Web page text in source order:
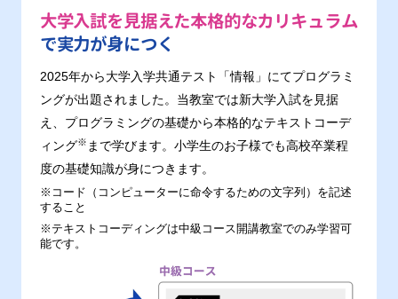
大学入試を見据えた本格的なカリキュラム
で実力が身につく
2025年から大学入学共通テスト「情報」にてプログラミ
ングが出題されました。当教室では新大学入試を見据
え、プログラミングの基礎から本格的なテキストコーデ
ィング※ まで学びます。小学生のお子様でも高校卒業程
度の基礎知識が身につきます。
※コード（コンピューターに命令するための文字列）を記述
すること
※テキストコーディングは中級コース開講教室でのみ学習可
能です。